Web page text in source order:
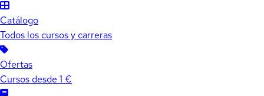
Catálogo
Todos los cursos y carreras
Ofertas
Cursos desde 1 €